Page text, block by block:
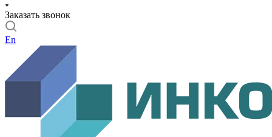
Заказать звонок
En